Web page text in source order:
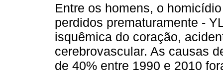
Entre os homens, o
perdidos prematuramente -
isquêmica do coração,
cerebrovascular. As causas
de 40% entre 1990 e 2010